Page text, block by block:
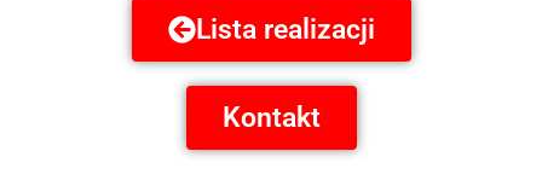
Lista realizacji
Kontakt